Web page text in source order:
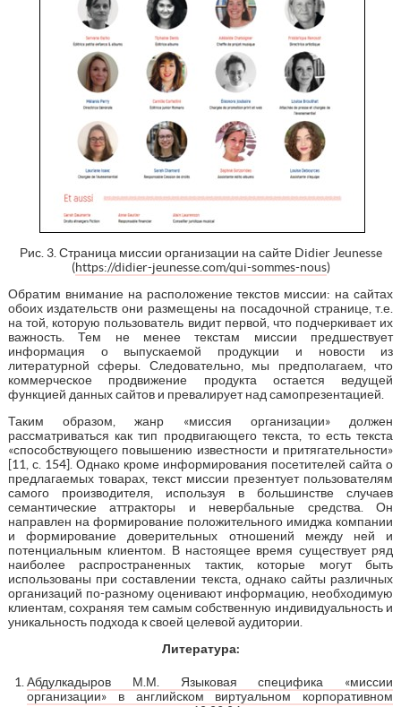
Рис. 3. Страница миссии организации на сайте Didier Jeunesse
(https://didier-jeunesse.com/qui-sommes-nous)
Обратим внимание на расположение текстов миссии: на сайтах
обоих издательств они размещены на посадочной странице, т.е.
на той, которую пользователь видит первой, что подчеркивает их
важность. Тем не менее текстам миссии предшествует
информация о выпускаемой продукции и новости из
литературной сферы. Следовательно, мы предполагаем, что
коммерческое продвижение продукта остается ведущей
функцией данных сайтов и превалирует над самопрезентацией.
Таким образом, жанр «миссия организации» должен
рассматриваться как тип продвигающего текста, то есть текста
«способствующего повышению известности и притягательности»
[11, с. 154]. Однако кроме информирования посетителей сайта о
предлагаемых товарах, текст миссии презентует пользователям
самого производителя, используя в большинстве случаев
семантические аттракторы и невербальные средства. Он
направлен на формирование положительного имиджа компании
и формирование доверительных отношений между ней и
потенциальным клиентом. В настоящее время существует ряд
наиболее распространенных тактик, которые могут быть
использованы при составлении текста, однако сайты различных
организаций по-разному оценивают информацию, необходимую
клиентам, сохраняя тем самым собственную индивидуальность и
уникальность подхода к своей целевой аудитории.
Литература:
Абдулкадыров М.М. Языковая специфика «миссии
организации» в английском виртуальном корпоративном